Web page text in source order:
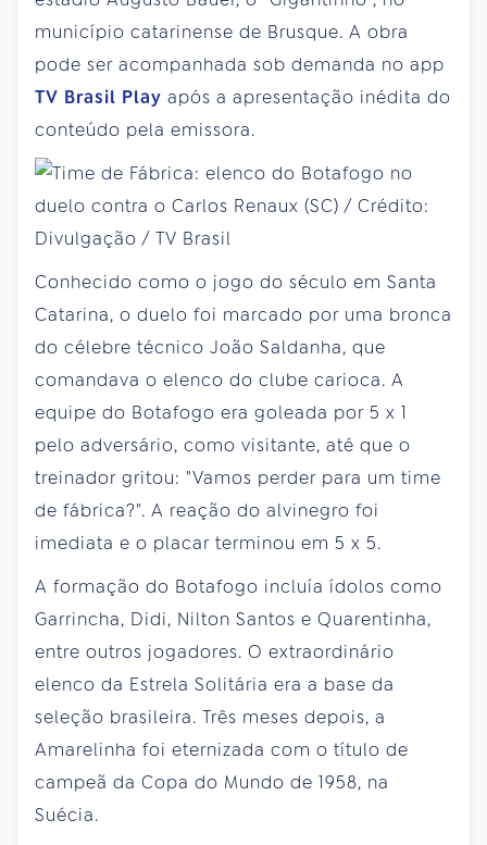
município catarinense de Brusque. A obra
pode ser acompanhada sob demanda no app
TV Brasil Play após a apresentação inédita do
conteúdo pela emissora.
Conhecido como o jogo do século em Santa
Catarina, o duelo foi marcado por uma bronca
do célebre técnico João Saldanha, que
comandava o elenco do clube carioca. A
equipe do Botafogo era goleada por 5 x 1
pelo adversário, como visitante, até que o
treinador gritou: "Vamos perder para um time
de fábrica?". A reação do alvinegro foi
imediata e o placar terminou em 5 x 5.
A formação do Botafogo incluía ídolos como
Garrincha, Didi, Nilton Santos e Quarentinha,
entre outros jogadores. O extraordinário
elenco da Estrela Solitária era a base da
seleção brasileira. Três meses depois, a
Amarelinha foi eternizada com o título de
campeã da Copa do Mundo de 1958, na
Suécia.